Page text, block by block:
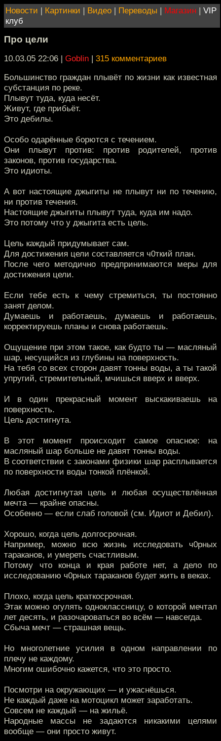
Новости | Картинки | Видео | Переводы | Магазин | VIP
клуб
Про цели
10.03.05 22:06 | Goblin | 315 комментариев
Большинство граждан плывёт по жизни как известная
субстанция по реке.
Плывут туда, куда несёт.
Живут, где прибьёт.
Это дебилы.
Особо одарённые борются с течением.
Они плывут против: против родителей, против
законов, против государства.
Это идиоты.
А вот настоящие джыгиты не плывут ни по течению,
ни против течения.
Настоящие джыгиты плывут туда, куда им надо.
Это потому что у джыгита есть цель.
Цель каждый придумывает сам.
Для достижения цели составляется ч0ткий план.
После чего методично предпринимаются меры для
достижения цели.
Если тебе есть к чему стремиться, ты постоянно
занят делом.
Думаешь и работаешь, думаешь и работаешь,
корректируешь планы и снова работаешь.
Ощущение при этом такое, как будто ты — масляный
шар, несущийся из глубины на поверхность.
На тебя со всех сторон давят тонны воды, а ты такой
упругий, стремительный, мчишься вверх и вверх.
И в один прекрасный момент выскакиваешь на
поверхность.
Цель достигнута.
В этот момент происходит самое опасное: на
масляный шар больше не давят тонны воды.
В соответствии с законами физики шар расплывается
по поверхности воды тонкой плёнкой.
Любая достигнутая цель и любая осуществлённая
мечта — крайне опасны.
Особенно — если слаб головой (см. Идиот и Дебил).
Хорошо, когда цель долгосрочная.
Например, можно всю жизнь исследовать ч0рных
тараканов, и умереть счастливым.
Потому что конца и края работе нет, а дело по
исследованию ч0рных тараканов будет жить в веках.
Плохо, когда цель краткосрочная.
Этак можно огулять одноклассницу, о которой мечтал
лет десять, и разочароваться во всём — навсегда.
Сбыча мечт — страшная вещь.
Но многолетние усилия в одном направлении по
плечу не каждому.
Многим ошибочно кажется, что это просто.
Посмотри на окружающих — и ужаснёшься.
Не каждый даже на мотоцикл может заработать.
Совсем не каждый — на жильё.
Народные массы не задаются никакими целями
вообще — они просто живут.